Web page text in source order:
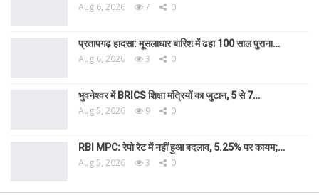
Aug 6, 2026 7 0
प्रतापगढ़ हादसा: मूसलाधार बारिश में ढहा 100 साल पुराना…
Aug 6, 2026 3 0
भुवनेश्वर में BRICS शिक्षा मंत्रियों का जुटान, 5 से 7…
Aug 5, 2026 9 0
RBI MPC: रेपो रेट में नहीं हुआ बदलाव, 5.25% पर कायम;…
Aug 5, 2026 3 0